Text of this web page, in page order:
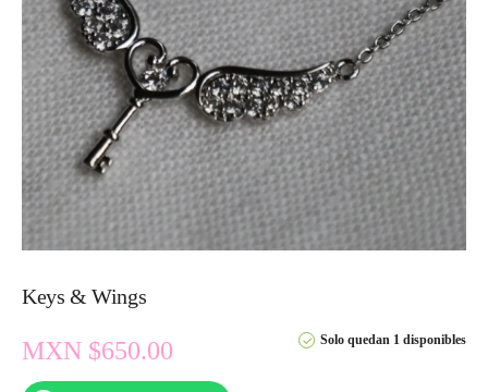
Keys & Wings
Solo quedan 1 disponibles
MXN $650.00